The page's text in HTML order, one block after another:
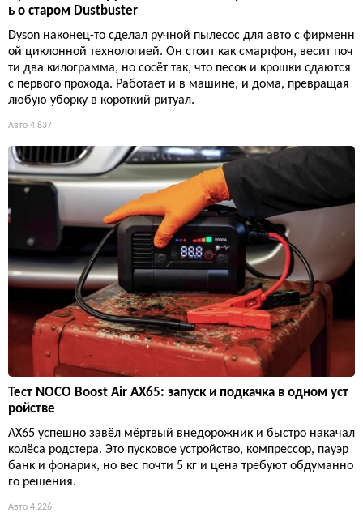
ь о старом Dustbuster
Dyson наконец-то сделал ручной пылесос для авто с фирменн
ой циклонной технологией. Он стоит как смартфон, весит поч
ти два килограмма, но сосёт так, что песок и крошки сдаются
с первого прохода. Работает и в машине, и дома, превращая
любую уборку в короткий ритуал.
Авто 4 837
Тест NOCO Boost Air AX65: запуск и подкачка в одном уст
ройстве
AX65 успешно завёл мёртвый внедорожник и быстро накачал
колёса родстера. Это пусковое устройство, компрессор, пауэр
банк и фонарик, но вес почти 5 кг и цена требуют обдуманно
го решения.
Авто 4 226